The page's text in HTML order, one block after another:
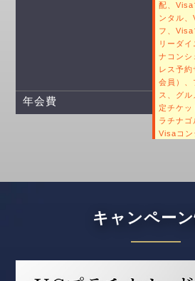
年会費
配、Visa
ンタル
フ、Visa
リーダ
ナコンシ
レス予約
会員）、
ス、グル
定チケ
ラチナゴ
Visaコン
キャンペー